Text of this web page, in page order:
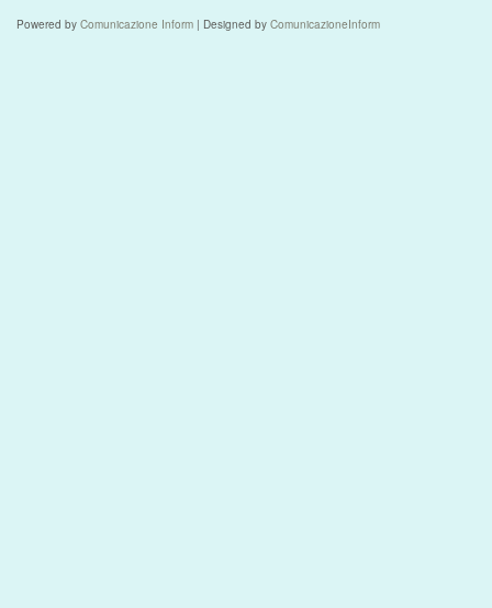
Powered by Comunicazione Inform | Designed by ComunicazioneInform